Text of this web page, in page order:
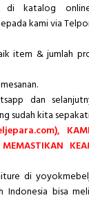
di katalog
kami via
item & jumlah
dan
sudah kita
di
bisa